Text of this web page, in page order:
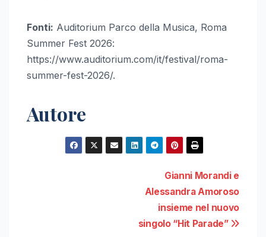
Fonti: Auditorium Parco della Musica, Roma
Summer Fest 2026:
https://www.auditorium.com/it/festival/roma-
summer-fest-2026/.
Autore
Gianni Morandi e
Alessandra Amoroso
insieme nel nuovo
singolo “Hit Parade”